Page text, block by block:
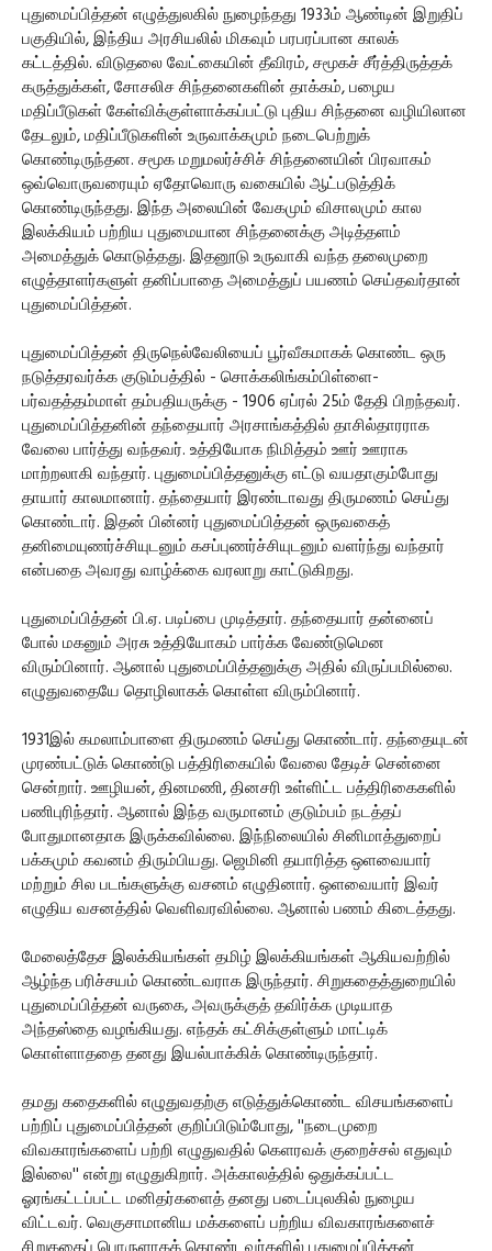
புதுமைப்பித்தன் எழுத்துலகில் நுழைந்தது 1933ம் ஆண்டின் இறுதிப்
பகுதியில், இந்திய அரசியலில் மிகவும் பரபரப்பான காலக்
கட்டத்தில். விடுதலை வேட்கையின் தீவிரம், சமூகச் சீர்த்திருத்தக்
கருத்துக்கள், சோசலிச சிந்தனைகளின் தாக்கம், பழைய
மதிப்பீடுகள் கேள்விக்குள்ளாக்கப்பட்டு புதிய சிந்தனை வழியிலான
தேடலும், மதிப்பீடுகளின் உருவாக்கமும் நடைபெற்றுக்
கொண்டிருந்தன. சமூக மறுமலர்ச்சிச் சிந்தனையின் பிரவாகம்
ஒவ்வொருவரையும் ஏதோவொரு வகையில் ஆட்படுத்திக்
கொண்டிருந்தது. இந்த அலையின் வேகமும் விசாலமும் கால
இலக்கியம் பற்றிய புதுமையான சிந்தனைக்கு அடித்தளம்
அமைத்துக் கொடுத்தது. இதனூடு உருவாகி வந்த தலைமுறை
எழுத்தாளர்களுள் தனிப்பாதை அமைத்துப் பயணம் செய்தவர்தான்
புதுமைப்பித்தன்.
புதுமைப்பித்தன் திருநெல்வேலியைப் பூர்வீகமாகக் கொண்ட ஒரு
நடுத்தரவர்க்க குடும்பத்தில் - சொக்கலிங்கம்பிள்ளை-
பர்வதத்தம்மாள் தம்பதியருக்கு - 1906 ஏப்ரல் 25ம் தேதி பிறந்தவர்.
புதுமைப்பித்தனின் தந்தையார் அரசாங்கத்தில் தாசில்தாரராக
வேலை பார்த்து வந்தவர். உத்தியோக நிமித்தம் ஊர் ஊராக
மாற்றலாகி வந்தார். புதுமைப்பித்தனுக்கு எட்டு வயதாகும்போது
தாயார் காலமானார். தந்தையார் இரண்டாவது திருமணம் செய்து
கொண்டார். இதன் பின்னர் புதுமைப்பித்தன் ஒருவகைத்
தனிமையுணர்ச்சியுடனும் கசப்புணர்ச்சியுடனும் வளர்ந்து வந்தார்
என்பதை அவரது வாழ்க்கை வரலாறு காட்டுகிறது.
புதுமைப்பித்தன் பி.ஏ. படிப்பை முடித்தார். தந்தையார் தன்னைப்
போல் மகனும் அரசு உத்தியோகம் பார்க்க வேண்டுமென
விரும்பினார். ஆனால் புதுமைப்பித்தனுக்கு அதில் விருப்பமில்லை.
எழுதுவதையே தொழிலாகக் கொள்ள விரும்பினார்.
1931இல் கமலாம்பாளை திருமணம் செய்து கொண்டார். தந்தையுடன்
முரண்பட்டுக் கொண்டு பத்திரிகையில் வேலை தேடிச் சென்னை
சென்றார். ஊழியன், தினமணி, தினசரி உள்ளிட்ட பத்திரிகைகளில்
பணிபுரிந்தார். ஆனால் இந்த வருமானம் குடும்பம் நடத்தப்
போதுமானதாக இருக்கவில்லை. இந்நிலையில் சினிமாத்துறைப்
பக்கமும் கவனம் திரும்பியது. ஜெமினி தயாரித்த ஒளவையார்
மற்றும் சில படங்களுக்கு வசனம் எழுதினார். ஒளவையார் இவர்
எழுதிய வசனத்தில் வெளிவரவில்லை. ஆனால் பணம் கிடைத்தது.
மேலைத்தேச இலக்கியங்கள் தமிழ் இலக்கியங்கள் ஆகியவற்றில்
ஆழ்ந்த பரிச்சயம் கொண்டவராக இருந்தார். சிறுகதைத்துறையில்
புதுமைப்பித்தன் வருகை, அவருக்குத் தவிர்க்க முடியாத
அந்தஸ்தை வழங்கியது. எந்தக் கட்சிக்குள்ளும் மாட்டிக்
கொள்ளாததை தனது இயல்பாக்கிக் கொண்டிருந்தார்.
தமது கதைகளில் எழுதுவதற்கு எடுத்துக்கொண்ட விசயங்களைப்
பற்றிப் புதுமைப்பித்தன் குறிப்பிடும்போது, ''நடைமுறை
விவகாரங்களைப் பற்றி எழுதுவதில் கெளரவக் குறைச்சல் எதுவும்
இல்லை'' என்று எழுதுகிறார். அக்காலத்தில் ஒதுக்கப்பட்ட
ஓரங்கட்டப்பட்ட மனிதர்களைத் தனது படைப்புலகில் நுழைய
விட்டவர். வெகுசாமானிய மக்களைப் பற்றிய விவகாரங்களைச்